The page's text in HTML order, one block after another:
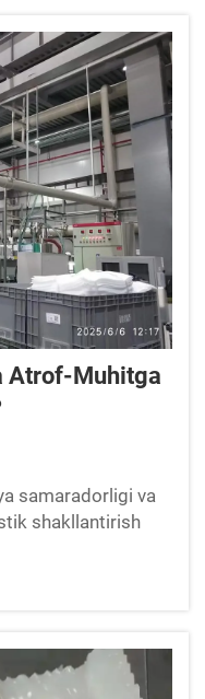
Atrof-Muhitga
samaradorligi va
shakllantirish
chiqarish
qiladi; shu
hamda gazlarning
ilg'or ...